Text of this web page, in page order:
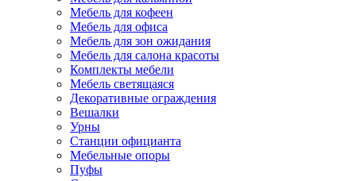
Мебель для кофеен
Мебель для офиса
Мебель для зон ожидания
Мебель для салона красоты
Комплекты мебели
Мебель светящаяся
Декоративные ограждения
Вешалки
Урны
Станции официанта
Мебельные опоры
Пуфы